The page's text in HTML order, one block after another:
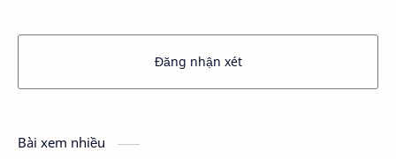
Đăng nhận xét
Bài xem nhiều